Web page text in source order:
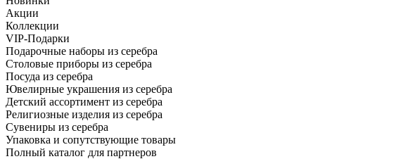
Акции
Коллекции
VIP-Подарки
Подарочные наборы из серебра
Столовые приборы из серебра
Посуда из серебра
Ювелирные украшения из серебра
Детский ассортимент из серебра
Религиозные изделия из серебра
Сувениры из серебра
Упаковка и сопутствующие товары
Полный каталог для партнеров